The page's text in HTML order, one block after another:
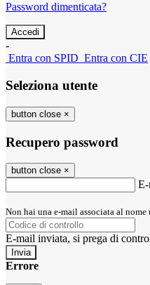
Password dimenticata?
-
Entra con SPID Entra con CIE
Seleziona utente
button close ×
Recupero password
button close ×
Non hai una e-mail associata al
E-mail inviata, si prega di
Errore